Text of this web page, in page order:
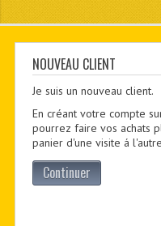
NOUVEAU CLIENT
Je suis un nouveau client.
En créant votre compte
pourrez faire vos achats
panier d'une visite á
Continuer